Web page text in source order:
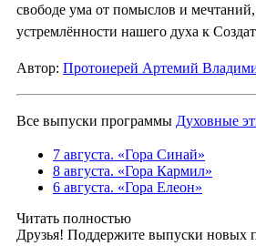
свободе ума от помыслов и
устремлённости нашего духа к
Автор: Протоиерей Артемий
Все выпуски программы Духовные
7 августа. «Гора Синай»
8 августа. «Гора Кармил»
6 августа. «Гора Елеон»
Читать полностью
Друзья! Поддержите выпуски новых